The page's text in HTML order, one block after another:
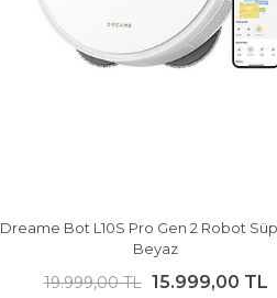
Dreame Bot L10S Pro Gen 2 Robot
Beyaz
19.999,00 TL 15.999,00 TL